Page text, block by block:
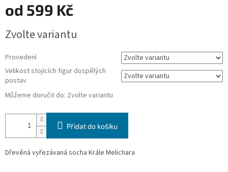
od 599 Kč
cena:
Zvolte variantu
Provedení
Velikost stojících figur dospělých
postav
Můžeme doručit do: Zvolte variantu
Přidat do košíku
Dřevěná vyřezávaná socha Krále Melichara